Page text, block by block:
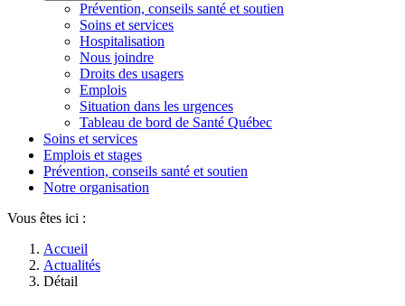
Prévention, conseils santé et soutien
Soins et services
Hospitalisation
Nous joindre
Droits des usagers
Emplois
Situation dans les urgences
Tableau de bord de Santé Québec
Soins et services
Emplois et stages
Prévention, conseils santé et soutien
Notre organisation
Vous êtes ici :
Accueil
Actualités
Détail